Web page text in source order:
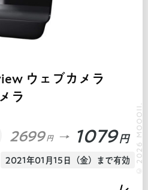
ウェブカメラ
ラ
2699 円 1079 円
2021年01月15日（金）まで有効 © 2026 MOOOII.